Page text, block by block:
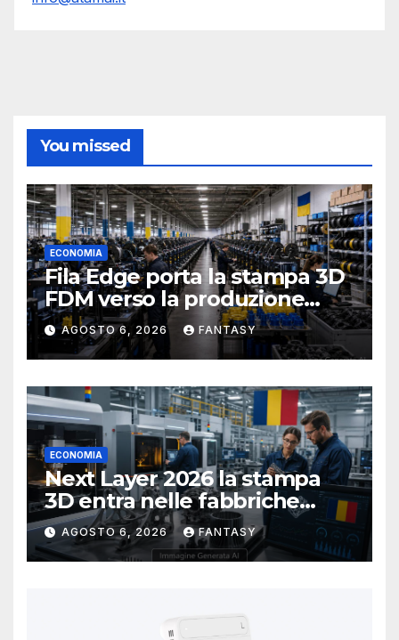
You missed
ECONOMIA
Fila Edge porta la stampa 3D
FDM verso la produzione
industriale di serie in Ucraina
AGOSTO 6, 2026 FANTASY
ECONOMIA
Next Layer 2026 la stampa
3D entra nelle fabbriche
rumene
AGOSTO 6, 2026 FANTASY